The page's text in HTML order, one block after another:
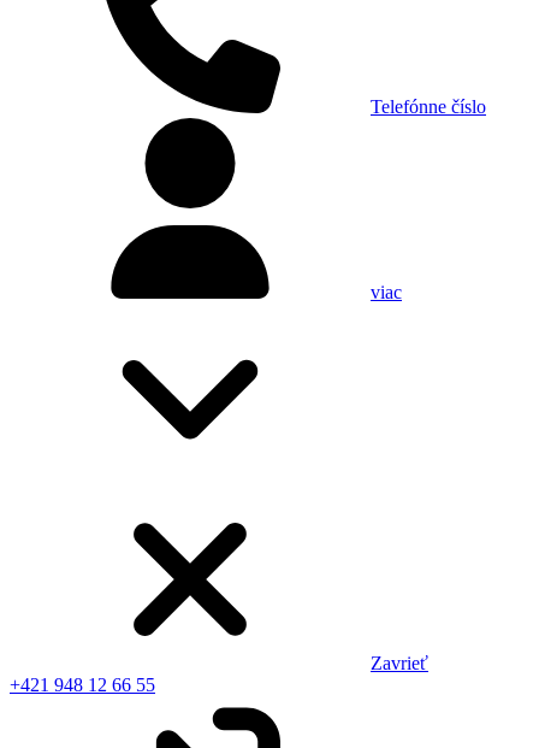
Telefónne číslo
viac
Zavrieť
+421 948 12 66 55